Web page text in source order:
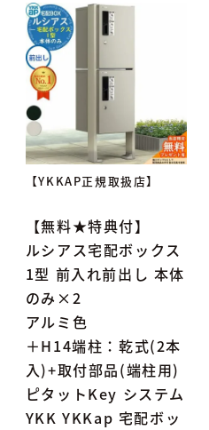
【YKKAP正規取扱店】
【無料★特典付】
ルシアス宅配ボックス
1型 前入れ前出し 本体
のみ×2
アルミ色
＋H14端柱：乾式(2本
入)+取付部品(端柱用)
ピタットKey システム
YKK YKKap 宅配ボッ